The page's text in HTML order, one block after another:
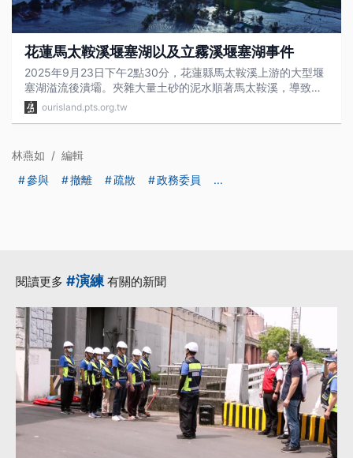
花蓮馬太鞍溪堰塞湖以及立霧溪堰塞湖事件
2025年9月23日下午2點30分，花蓮縣馬太鞍溪上游的大型堰
塞湖溢流後潰壩。夾雜大量土砂的泥水順著馬太鞍溪，導致近
半的光復鄉都陷入泥流中，至今的災後重建仍是漫漫長路，而
在上游仍有大量土砂是潛在的威脅。 同年10月17日，在花蓮立
土石崩落，大量土石阻塞立霧溪河道形成堰塞湖。林保署花蓮
分署估算，該堰塞湖蓄水量約270萬噸，蓄水面積約10公頃。
經過評估後，花蓮分署進行溢流口降挖工程，在10月29日壩體
ourisland.pts.org.tw
林燕如 / 編輯
參與
撤離 疏散 政務委員 ...
閱讀更多 #演練有關的新聞